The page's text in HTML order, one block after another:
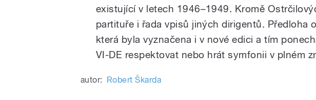
existující v letech 1946–1949. Kromě
partituře i řada vpisů jiných dirigentů. Předloha
která byla vyznačena i v nové edici a tím
VI-DE respektovat nebo hrát symfonii v plném
autor: Robert Škarda